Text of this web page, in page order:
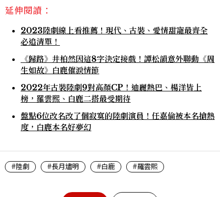
延伸閱讀：
2023陸劇線上看推薦！現代、古裝、愛情甜寵最齊全
必追清單！
《歸路》井柏然因這8字決定接戲！譚松韻意外聯動《周
生如故》白鹿催淚情節
2022年古裝陸劇9對高顏CP！迪麗熱巴、楊洋皆上
榜，羅雲熙、白鹿二搭最受期待
盤點6位改名改了個寂寞的陸劇演員！任嘉倫被本名搶熱
度，白鹿本名好夢幻
#陸劇 #長月燼明 #白鹿 #羅雲熙